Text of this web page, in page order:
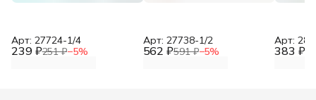
239 ₽251 ₽−5%
Арт: 27724-1/4
562 ₽591 ₽−5%
Арт: 27738-1/2
383 ₽
Арт: